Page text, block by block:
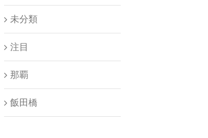
未分類
注目
那覇
飯田橋